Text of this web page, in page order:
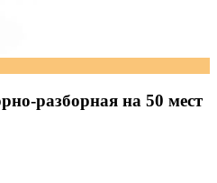
разборная на 50 мест